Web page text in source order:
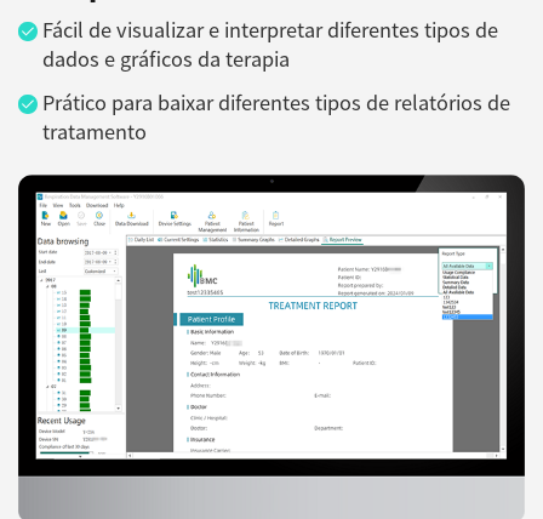
Fácil de visualizar e interpretar diferentes tipos de
dados e gráficos da terapia
Prático para baixar diferentes tipos de relatórios de
tratamento